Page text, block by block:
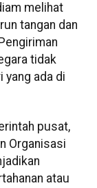
melihat
tangan dan
tidak
ada di
pusat,
Organisasi
atau